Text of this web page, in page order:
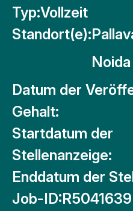
Typ:Vollzeit
Standort(e):
Datum der
Gehalt:
Startdatum der
Stellenanzeige:
Enddatum der
Job-ID:R5041639